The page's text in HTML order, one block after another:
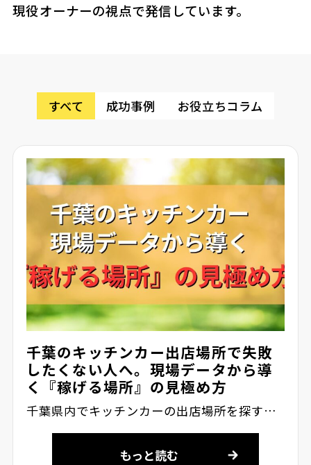
現役オーナーの視点で発信しています。
すべて 成功事例 お役立ちコラム
千葉のキッチンカー出店場所で失敗
したくない人へ。現場データから導
く『稼げる場所』の見極め方
千葉県内でキッチンカーの出店場所を探す…
もっと読む